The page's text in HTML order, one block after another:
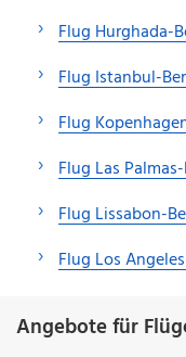
Flug Hurghada-
Flug Istanbul-
Flug
Flug Las
Flug Lissabon-
Flug Los
Angebote für